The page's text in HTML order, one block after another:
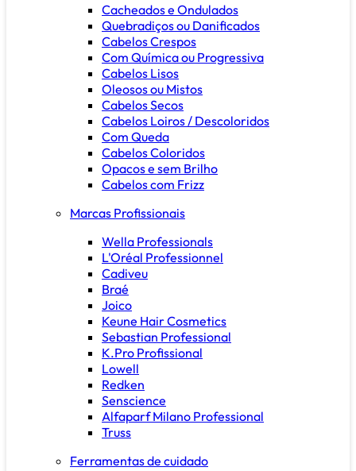
Cacheados e Ondulados
Quebradiços ou Danificados
Cabelos Crespos
Com Química ou Progressiva
Cabelos Lisos
Oleosos ou Mistos
Cabelos Secos
Cabelos Loiros / Descoloridos
Com Queda
Cabelos Coloridos
Opacos e sem Brilho
Cabelos com Frizz
Marcas Profissionais
Wella Professionals
L'Oréal Professionnel
Cadiveu
Braé
Joico
Keune Hair Cosmetics
Sebastian Professional
K.Pro Profissional
Lowell
Redken
Senscience
Alfaparf Milano Professional
Truss
Ferramentas de cuidado